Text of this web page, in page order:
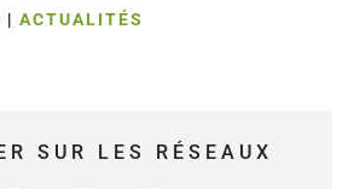
| ACTUALITÉS
SUR LES RÉSEAUX